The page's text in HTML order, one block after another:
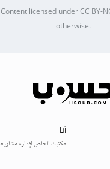
.Content licensed underCC BY-
otherwise.